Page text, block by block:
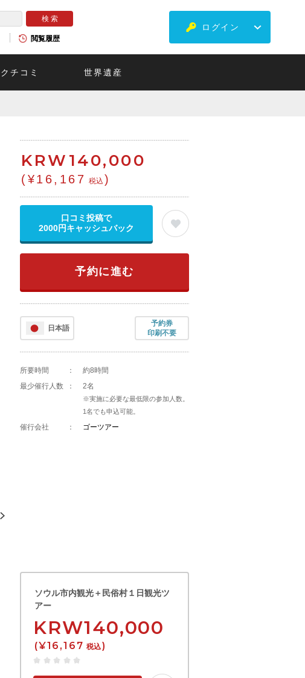
閲覧履歴
ログイン
クチコミ 世界遺産
KRW 140,000
(¥16,167 税込 )
口コミ投稿で
2000円キャッシュバック
予約に進む
日本語
予約券
印刷不要
所要時間 ：
約8時間
最少催行人数
： 2名
※実施に必要な最低限の参加人数。
1名でも申込可能。
催行会社 ： ゴーツアー
ソウル市内観光＋民俗村１日観光ツ
アー
KRW140,000
(¥16,167 税込)